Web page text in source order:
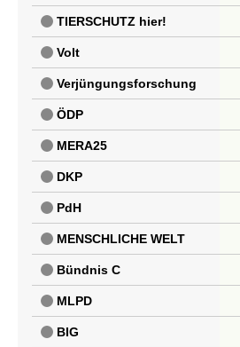
TIERSCHUTZ hier!
Volt
Verjüngungsforschung
ÖDP
MERA25
DKP
PdH
MENSCHLICHE WELT
Bündnis C
MLPD
BIG